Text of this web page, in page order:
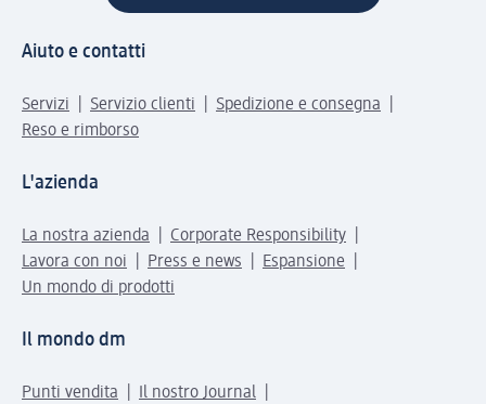
Aiuto e contatti
Servizi Servizio clienti
Spedizione e consegna
Reso e rimborso
L'azienda
La nostra azienda
Corporate Responsibility
Lavora con noi
Press e news
Espansione
Un mondo di prodotti
Il mondo dm
Punti vendita
Il nostro Journal